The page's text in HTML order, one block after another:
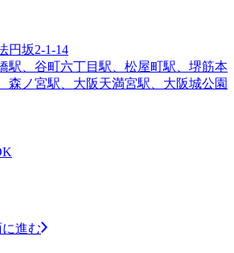
円坂2-1-14
駅、谷町六丁目駅、松屋町駅、堺筋本
森ノ宮駅、大阪天満宮駅、大阪城公園
進む